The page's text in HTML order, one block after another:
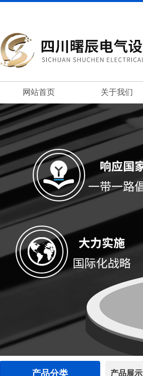
网站首页 关于我们
产品分类 产品展示